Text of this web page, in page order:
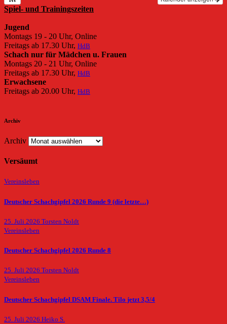
Spiel- und Trainingszeiten
Jugend
Montags 19 - 20 Uhr, Online
Freitags ab 17.30 Uhr, HdB
Schach nur für Mädchen u. Frauen
Montags 20 - 21 Uhr, Online
Freitags ab 17.30 Uhr, HdB
Erwachsene
Freitags ab 20.00 Uhr, HdB
Archiv
Archiv
Versäumt
Vereinsleben
Deutscher Schachgipfel 2026 Runde 9 (die letzte…)
25. Juli 2026 Torsten Noldt
Vereinsleben
Deutscher Schachgipfel 2026 Runde 8
25. Juli 2026 Torsten Noldt
Vereinsleben
Deutscher Schachgipfel DSAM Finale. Tilo jetzt 3,5/4
25. Juli 2026 Heiko S.